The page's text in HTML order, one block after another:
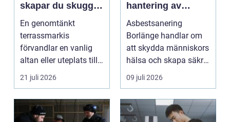
skapar du skugga,
stil och komfort på
uteplatsen
En genomtänkt
terrassmarkis
förvandlar en vanlig
altan eller uteplats till
ett extra rum under
somma...
21 juli 2026
hantering av
farliga fibrer
Asbestsanering
Borlänge handlar om
att skydda människors
hälsa och skapa säkra
m...
09 juli 2026